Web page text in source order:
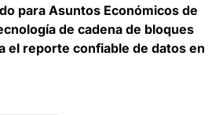
para Asuntos Económicos de
de cadena de bloques
el reporte confiable de datos en